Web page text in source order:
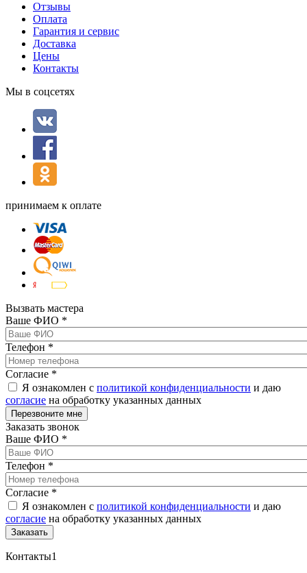
Отзывы
Оплата
Гарантия и сервис
Доставка
Цены
Контакты
Мы в соцсетях
принимаем к оплате
Вызвать мастера
Ваше ФИО *
Телефон *
Согласие *
Я ознакомлен с политикой конфиденциальности и даю
согласие на обработку указанных данных
Заказать звонок
Ваше ФИО *
Телефон *
Согласие *
Я ознакомлен с политикой конфиденциальности и даю
согласие на обработку указанных данных
Контакты1